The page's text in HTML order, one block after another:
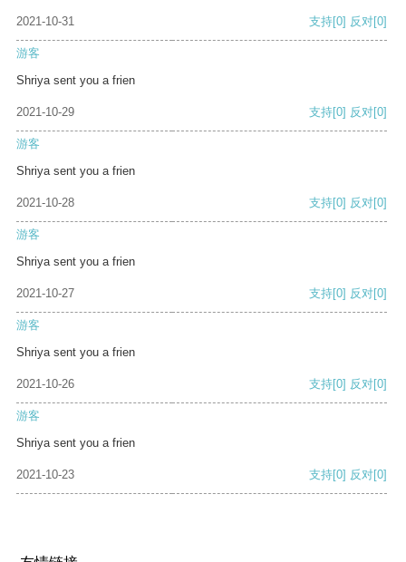
2021-10-31 支持[0] 反对[0]
游客
Shriya sent you a frien
2021-10-29 支持[0] 反对[0]
游客
Shriya sent you a frien
2021-10-28 支持[0] 反对[0]
游客
Shriya sent you a frien
2021-10-27 支持[0] 反对[0]
游客
Shriya sent you a frien
2021-10-26 支持[0] 反对[0]
游客
Shriya sent you a frien
2021-10-23 支持[0] 反对[0]